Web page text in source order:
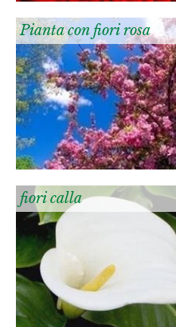
Pianta con fiori rosa
fiori calla